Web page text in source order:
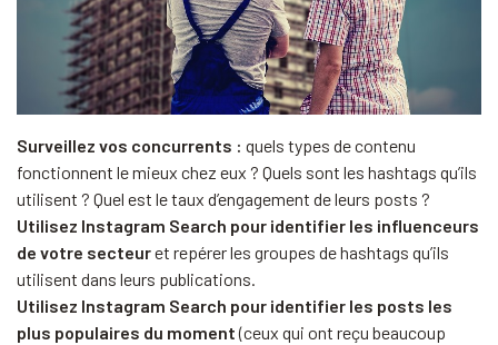
Surveillez vos concurrents : quels types de contenu
fonctionnent le mieux chez eux ? Quels sont les hashtags qu’ils
utilisent ? Quel est le taux d’engagement de leurs posts ?
Utilisez Instagram Search pour identifier les influenceurs
de votre secteuret repérer les groupes de hashtags qu’ils
utilisent dans leurs publications.
Utilisez Instagram Search pour identifier les posts les
plus populaires du moment(ceux qui ont reçu beaucoup